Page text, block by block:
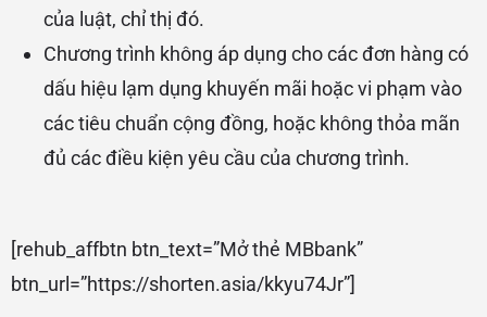
của luật, chỉ thị đó.
Chương trình không áp dụng cho các đơn hàng có
dấu hiệu lạm dụng khuyến mãi hoặc vi phạm vào
các tiêu chuẩn cộng đồng, hoặc không thỏa mãn
đủ các điều kiện yêu cầu của chương trình.
[rehub_affbtn btn_text=”Mở thẻ MBbank”
btn_url=”https://shorten.asia/kkyu74Jr”]